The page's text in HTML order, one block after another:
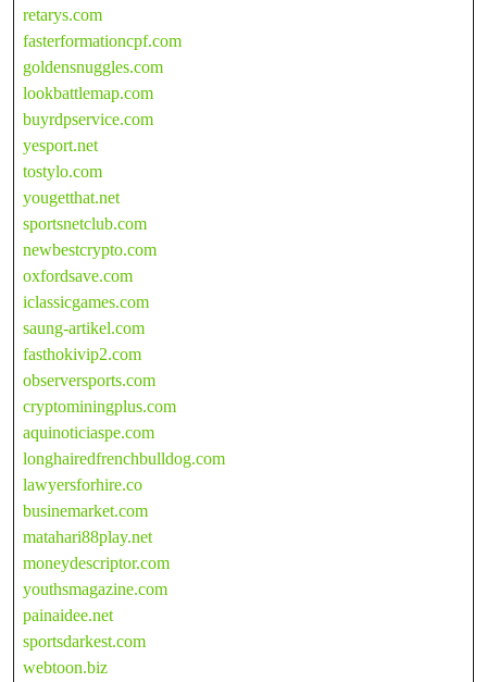
retarys.com
fasterformationcpf.com
goldensnuggles.com
lookbattlemap.com
buyrdpservice.com
yesport.net
tostylo.com
yougetthat.net
sportsnetclub.com
newbestcrypto.com
oxfordsave.com
iclassicgames.com
saung-artikel.com
fasthokivip2.com
observersports.com
cryptominingplus.com
aquinoticiaspe.com
longhairedfrenchbulldog.com
lawyersforhire.co
businemarket.com
matahari88play.net
moneydescriptor.com
youthsmagazine.com
painaidee.net
sportsdarkest.com
webtoon.biz